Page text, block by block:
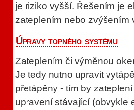
je riziko vyšší. Řešením je
zateplením nebo zvýšením
Úpravy topného systému
Zateplením či výměnou
Je tedy nutno upravit
přetápěny - tím by
upravení stávající (obvykle